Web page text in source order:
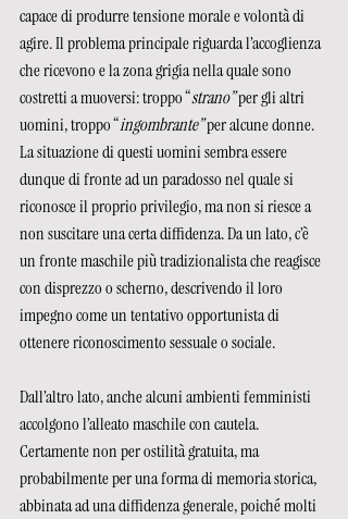
capace di produrre tensione morale e volontà di
agire. Il problema principale riguarda l’accoglienza
che ricevono e la zona grigia nella quale sono
costretti a muoversi: troppo “strano” per gli altri
uomini, troppo “ingombrante” per alcune donne.
La situazione di questi uomini sembra essere
dunque di fronte ad un paradosso nel quale si
riconosce il proprio privilegio, ma non si riesce a
non suscitare una certa diffidenza. Da un lato, c’è
un fronte maschile più tradizionalista che reagisce
con disprezzo o scherno, descrivendo il loro
impegno come un tentativo opportunista di
ottenere riconoscimento sessuale o sociale.
Dall’altro lato, anche alcuni ambienti femministi
accolgono l’alleato maschile con cautela.
Certamente non per ostilità gratuita, ma
probabilmente per una forma di memoria storica,
abbinata ad una diffidenza generale, poiché molti